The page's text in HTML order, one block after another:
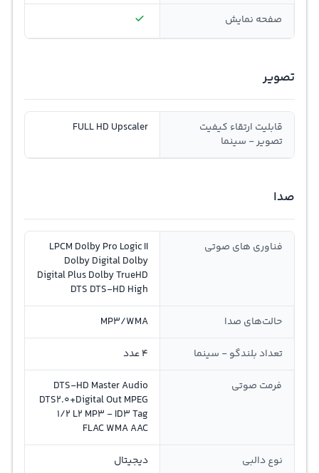
صفحه نمایش
تصویر
قابلیت ارتقاء کیفیت
تصویر - سینما
FULL HD Upscaler
صدا
فناوری‌ های صوتی
LPCM Dolby Pro Logic II
Dolby Digital Dolby
Digital Plus Dolby TrueHD
DTS DTS-HD High
حالت‌های صدا MP3/WMA
تعداد بلندگو - سینما 4 عدد
فرمت صوتی
DTS-HD Master Audio
DTS2.0+Digital Out MPEG
1/2 L2 MP3 - ID3 Tag
FLAC WMA AAC
نوع دالبی دیجیتال